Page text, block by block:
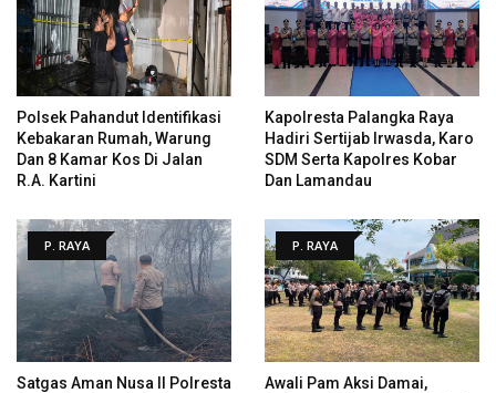
Polsek Pahandut Identifikasi
Kebakaran Rumah, Warung
Dan 8 Kamar Kos Di Jalan
R.A. Kartini
Kapolresta Palangka Raya
Hadiri Sertijab Irwasda, Karo
SDM Serta Kapolres Kobar
Dan Lamandau
P. RAYA
Satgas Aman Nusa II Polresta
P. RAYA
Awali Pam Aksi Damai,